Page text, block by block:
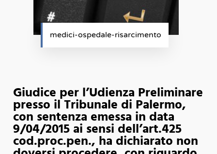
medici-ospedale-risarcimento
Giudice per l’Udienza Preliminare
presso il Tribunale di Palermo,
con sentenza emessa in data
9/04/2015 ai sensi dell’art.425
cod.proc.pen., ha dichiarato non